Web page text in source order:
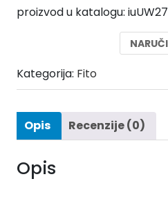
bila
je:
39,00 €.
proizvod u katalogu:
Kategorija: Fito
Opis Recenzije (0)
Opis